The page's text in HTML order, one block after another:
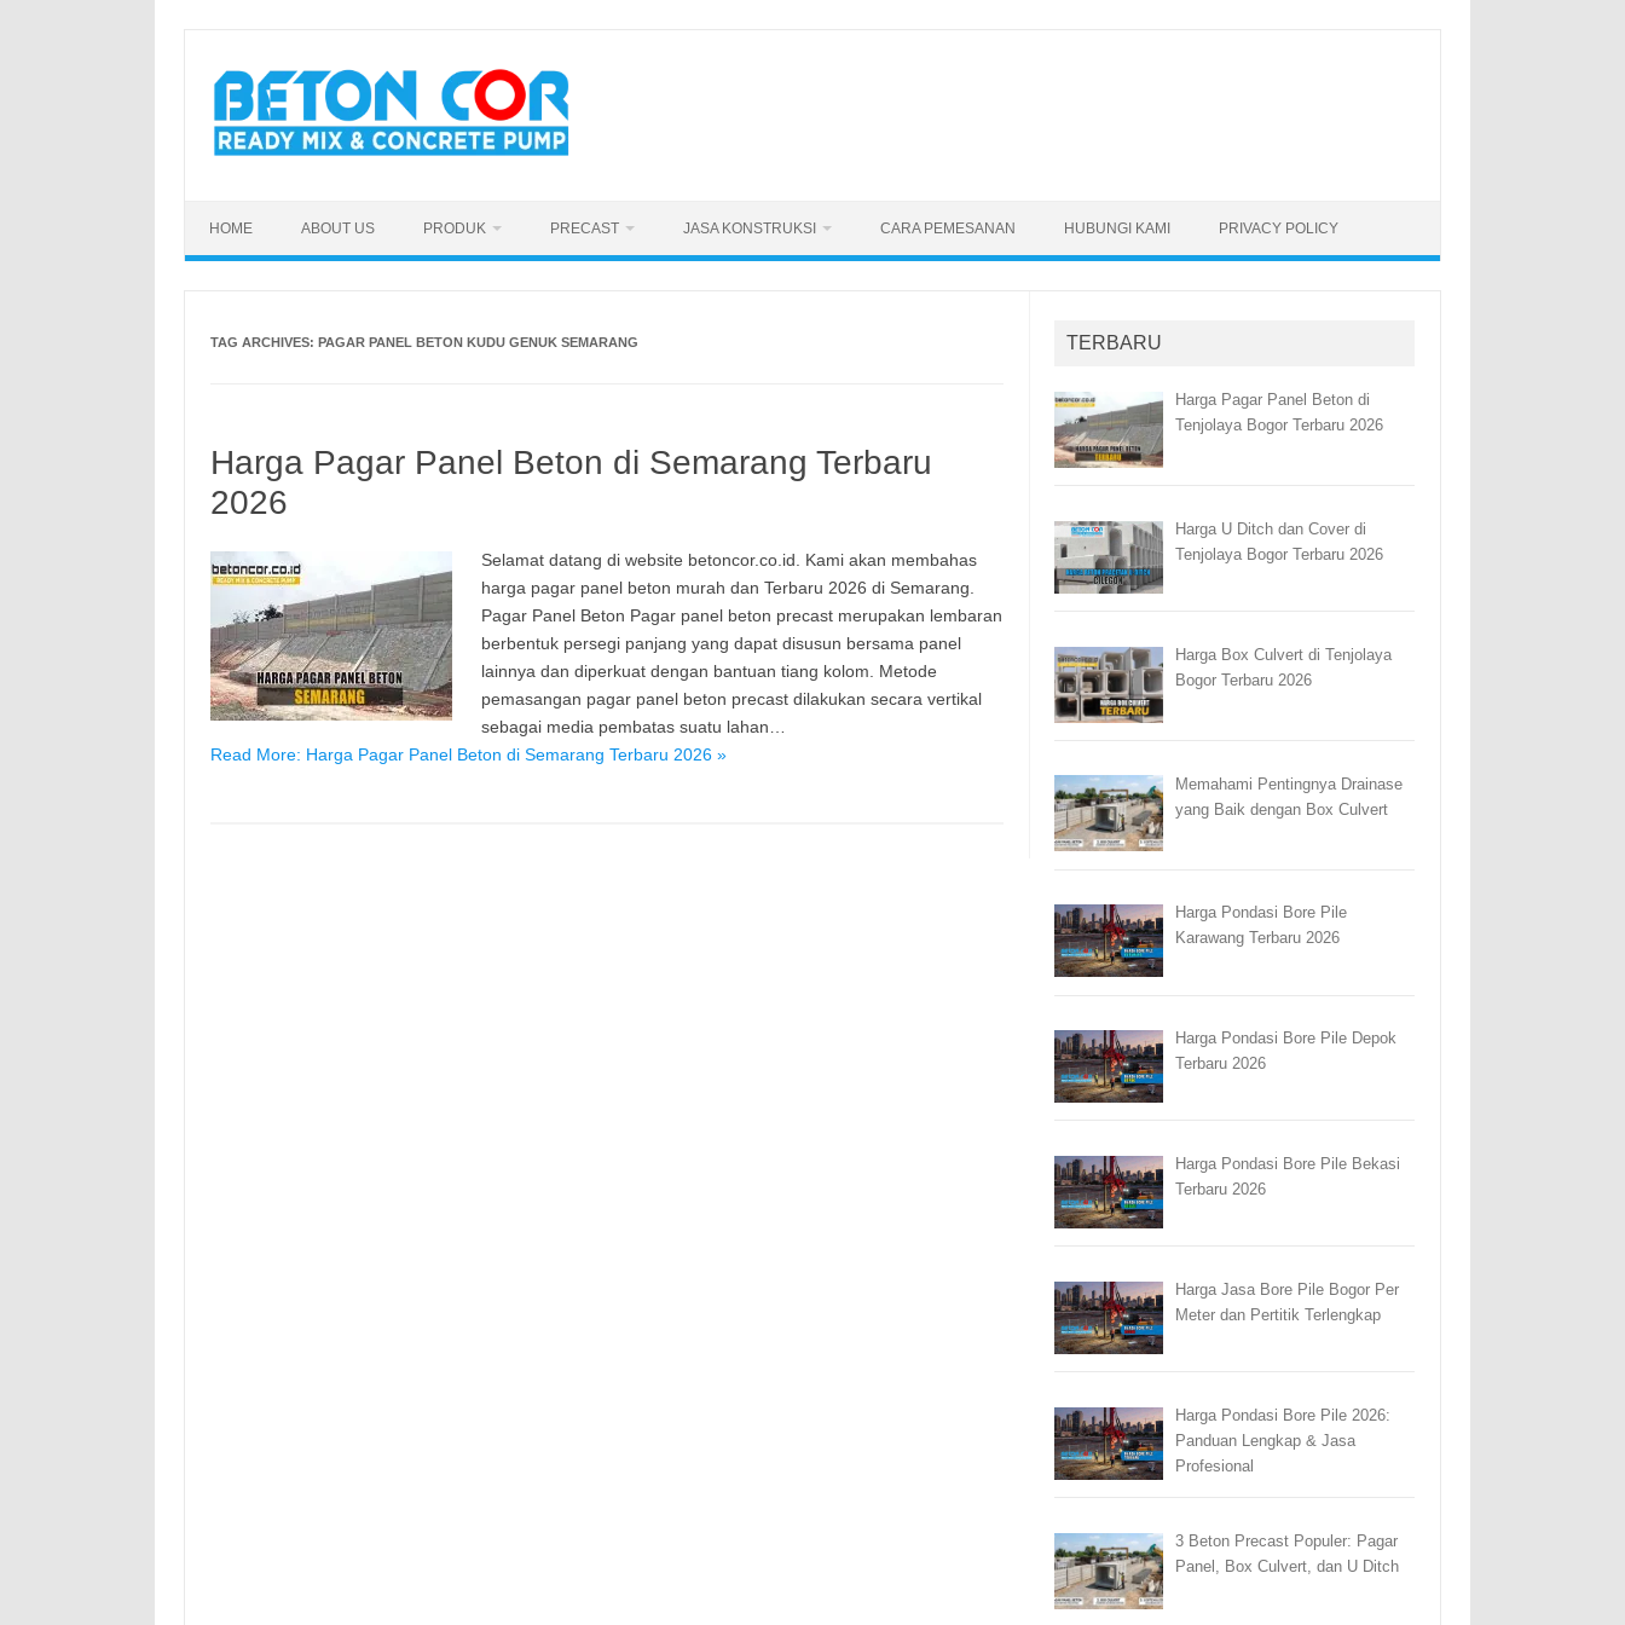
content
HOME ABOUT US PRODUK PRECAST JASA KONSTRUKSI CARA PEMESANAN HUBUNGI KAMI PRIVACY POLICY
TAG ARCHIVES: PAGAR PANEL BETON KUDU GENUK SEMARANG
Harga Pagar Panel Beton di Semarang Terbaru
2026
Selamat datang di website betoncor.co.id. Kami akan membahas
harga pagar panel beton murah dan Terbaru 2026 di Semarang.
Pagar Panel Beton Pagar panel beton precast merupakan lembaran
berbentuk persegi panjang yang dapat disusun bersama panel
lainnya dan diperkuat dengan bantuan tiang kolom. Metode
pemasangan pagar panel beton precast dilakukan secara vertikal
sebagai media pembatas suatu lahan…
Read More: Harga Pagar Panel Beton di Semarang Terbaru 2026 »
TERBARU
Harga Pagar Panel Beton di
Tenjolaya Bogor Terbaru 2026
Harga U Ditch dan Cover di
Tenjolaya Bogor Terbaru 2026
Harga Box Culvert di Tenjolaya
Bogor Terbaru 2026
Memahami Pentingnya Drainase
yang Baik dengan Box Culvert
Harga Pondasi Bore Pile
Karawang Terbaru 2026
Harga Pondasi Bore Pile Depok
Terbaru 2026
Harga Pondasi Bore Pile Bekasi
Terbaru 2026
Harga Jasa Bore Pile Bogor Per
Meter dan Pertitik Terlengkap
Harga Pondasi Bore Pile 2026:
Panduan Lengkap & Jasa
Profesional
3 Beton Precast Populer: Pagar
Panel, Box Culvert, dan U Ditch